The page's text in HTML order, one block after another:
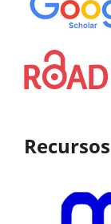
Recursos